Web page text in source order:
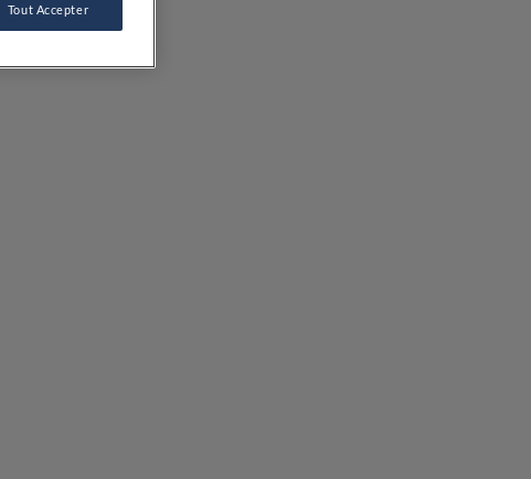
Tout Accepter